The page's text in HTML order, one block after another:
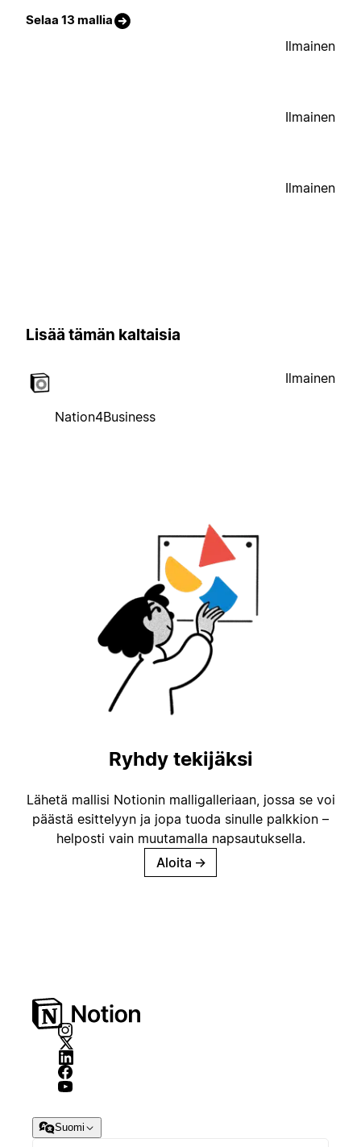
Selaa 13 mallia
Ilmainen
Ilmainen
Ilmainen
Lisää tämän kaltaisia
Nation4Business
Ilmainen
Ryhdy tekijäksi
Lähetä mallisi Notionin malligalleriaan, jossa se voi
päästä esittelyyn ja jopa tuoda sinulle palkkion –
helposti vain muutamalla napsautuksella.
Aloita →
Suomi